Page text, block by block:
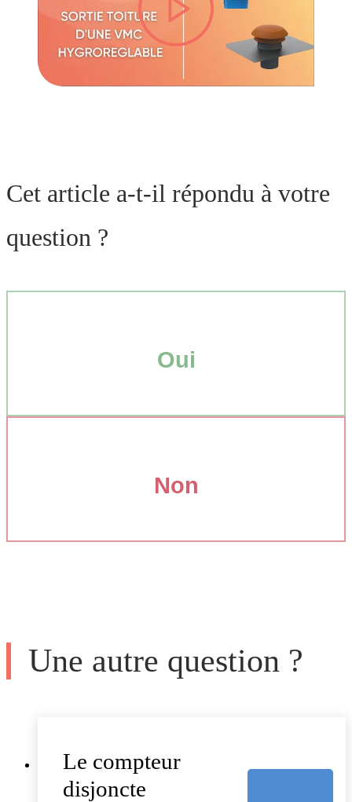
lire la vidéo
Cet article a-t-il répondu à votre
question ?
Oui
Non
Une autre question ?
Le compteur
disjoncte